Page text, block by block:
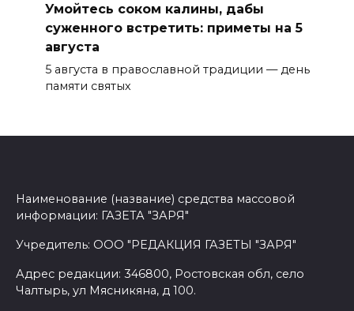
Умойтесь соком калины, дабы
суженного встретить: приметы на 5
августа
5 августа в православной традиции — день
памяти святых
Наименование (название) средства массовой
информации: ГАЗЕТА "ЗАРЯ"
Учредитель: ООО "РЕДАКЦИЯ ГАЗЕТЫ "ЗАРЯ"
Адрес редакции: 346800, Ростовская обл, село
Чалтырь, ул Мясникяна, д 100.